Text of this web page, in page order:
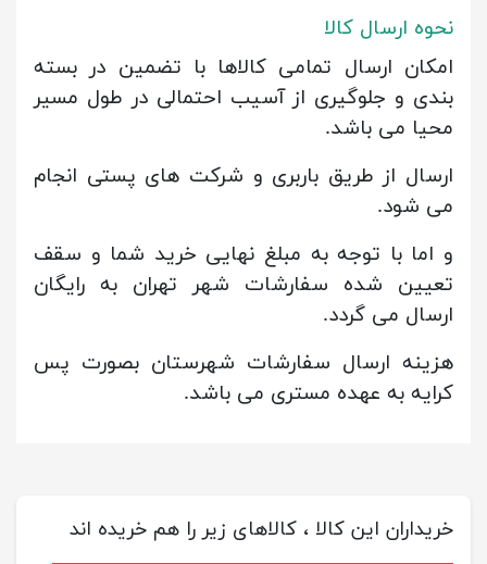
نحوه ارسال کالا
امکان ارسال تمامی کالاها با تضمین در بسته
بندی و جلوگیری از آسیب احتمالی در طول مسیر
محیا می باشد.
ارسال از طریق باربری و شرکت های پستی انجام
می شود.
و اما با توجه به مبلغ نهایی خرید شما و سقف
تعیین شده سفارشات شهر تهران به رایگان
ارسال می گردد.
هزینه ارسال سفارشات شهرستان بصورت پس
کرایه به عهده مستری می باشد.
خریداران این کالا ، کالاهای زیر را هم خریده اند